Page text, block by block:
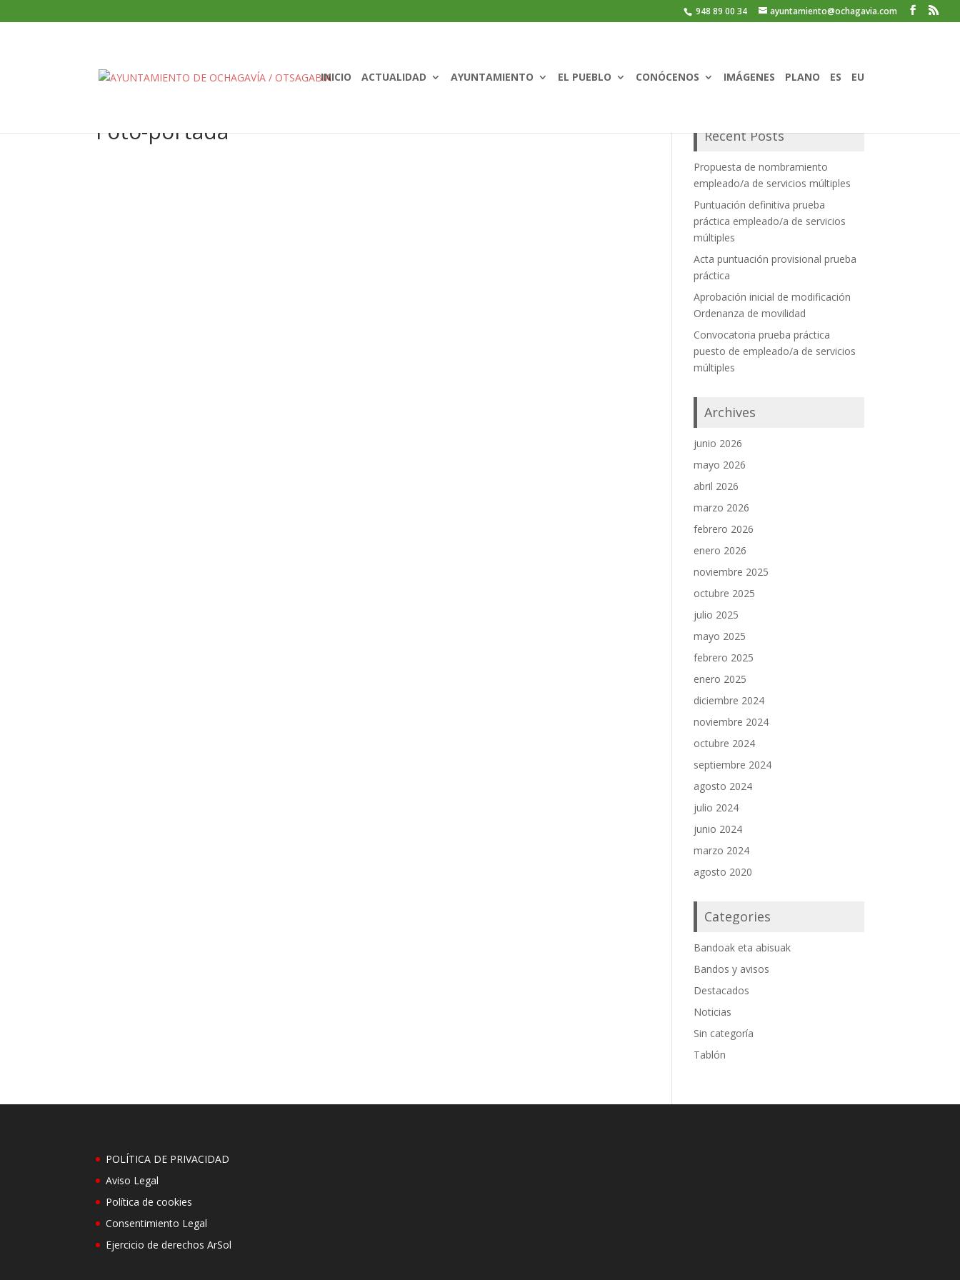
948 89 00 34 ayuntamiento@ochagavia.com
INICIO ACTUALIDAD AYUNTAMIENTO EL PUEBLO CONÓCENOS IMÁGENES PLANO ES EU
Foto-portada Recent Posts
Propuesta de nombramiento
empleado/a de servicios múltiples
Puntuación definitiva prueba
práctica empleado/a de servicios
múltiples
Acta puntuación provisional prueba
práctica
Aprobación inicial de modificación
Ordenanza de movilidad
Convocatoria prueba práctica
puesto de empleado/a de servicios
múltiples
Archives
junio 2026
mayo 2026
abril 2026
marzo 2026
febrero 2026
enero 2026
noviembre 2025
octubre 2025
julio 2025
mayo 2025
febrero 2025
enero 2025
diciembre 2024
noviembre 2024
octubre 2024
septiembre 2024
agosto 2024
julio 2024
junio 2024
marzo 2024
agosto 2020
Categories
Bandoak eta abisuak
Bandos y avisos
Destacados
Noticias
Sin categoría
Tablón
POLÍTICA DE PRIVACIDAD
Aviso Legal
Política de cookies
Consentimiento Legal
Ejercicio de derechos ArSol